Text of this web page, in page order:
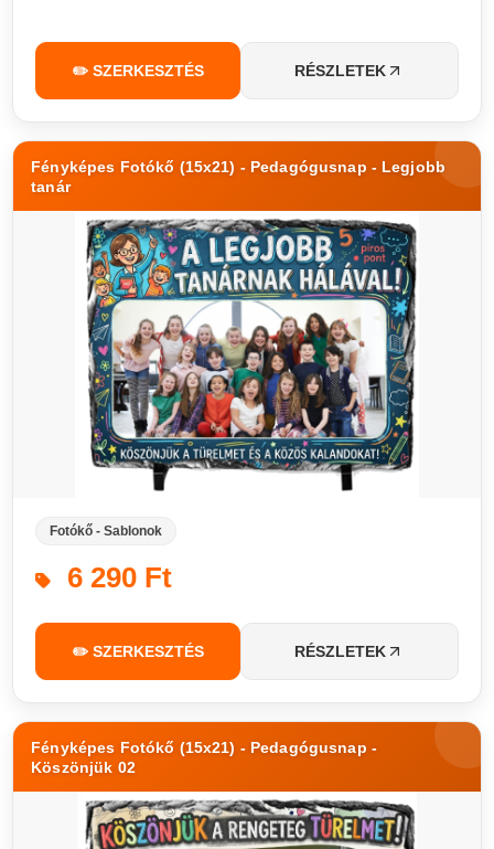
✏️ SZERKESZTÉS RÉSZLETEK
Fényképes Fotókő (15x21) - Pedagógusnap - Legjobb
tanár
Fotókő - Sablonok
6 290 Ft
✏️ SZERKESZTÉS RÉSZLETEK
Fényképes Fotókő (15x21) - Pedagógusnap -
Köszönjük 02